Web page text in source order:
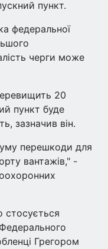
пункт.
федеральної
черги може
20
пункт буде
зазначив він.
перешкоди для
вантажів," -
стосується
Грегором